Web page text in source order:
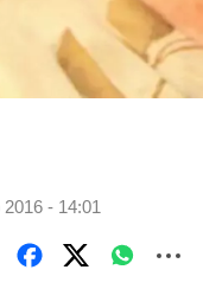
- 14:01